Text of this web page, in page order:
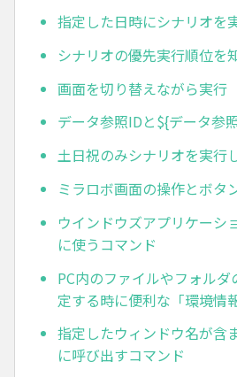
指定した日時にシナリオを
シナリオの優先実行順位を
画面を切り替えながら実行
データ参照IDと${データ参
土日祝のみシナリオを実行
ミラロボ画面の操作とボタ
ウインドウズアプリケーシ
に使うコマンド
PC内のファイルやフォル
定する時に便利な「環境情
指定したウィンドウ名が含
に呼び出すコマンド